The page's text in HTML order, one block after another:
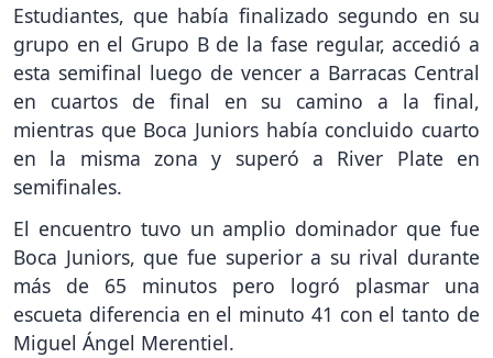
Estudiantes, que había finalizado segundo en su
grupo en el Grupo B de la fase regular, accedió a
esta semifinal luego de vencer a Barracas Central
en cuartos de final en su camino a la final,
mientras que Boca Juniors había concluido cuarto
en la misma zona y superó a River Plate en
semifinales.
El encuentro tuvo un amplio dominador que fue
Boca Juniors, que fue superior a su rival durante
más de 65 minutos pero logró plasmar una
escueta diferencia en el minuto 41 con el tanto de
Miguel Ángel Merentiel.